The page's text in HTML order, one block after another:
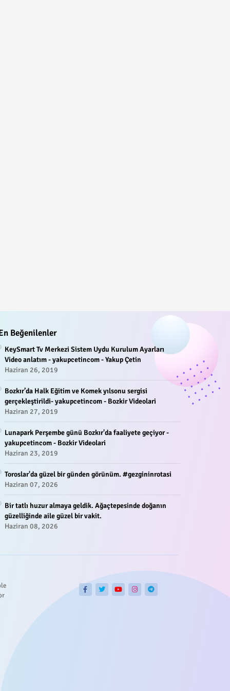
Beğenilenler
KeySmart Tv Merkezi Sistem Uydu Kurulum Ayarları
Video anlatım - yakupcetincom - Yakup Çetin
Haziran 26, 2019
Bozkır’da Halk Eğitim ve Komek yılsonu sergisi
gerçekleştirildi- yakupcetincom - Bozkir Videolari
Haziran 27, 2019
Lunapark Perşembe günü Bozkır'da faaliyete geçiyor -
yakupcetincom - Bozkir Videolari
Haziran 23, 2019
Toroslar'da güzel bir günden görünüm. #gezgininrotasi
Haziran 07, 2026
Bir tatlı huzur almaya geldik. Ağaçtepesinde doğanın
güzelliğinde aile güzel bir vakit.
Haziran 08, 2026